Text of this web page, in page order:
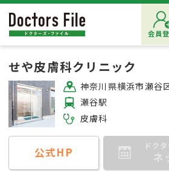
会員
せや皮膚科クリニック
神奈川県横浜市瀬谷区瀬谷4-
瀬谷駅
皮膚科
公式HP ドク
ネ